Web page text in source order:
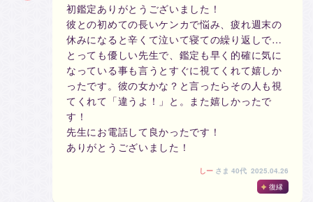
初鑑定ありがとうございました！
彼との初めての長いケンカで悩み、疲れ週末の
休みになると辛くて泣いて寝ての繰り返しで…
とっても優しい先生で、鑑定も早く的確に気に
なっている事も言うとすぐに視てくれて嬉しか
ったです。彼の女かな？と言ったらその人も視
てくれて「違うよ！」と。また嬉しかったで
す！
先生にお電話して良かったです！
ありがとうございました！
しー さま 40代 2025.04.26
復縁